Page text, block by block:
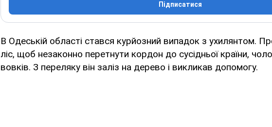
Підписатися
В Одеській області стався курйозний випадок з ухилянтом.
ліс, щоб незаконно перетнути кордон до сусідньої країни,
вовків. З переляку він заліз на дерево і викликав допомогу.